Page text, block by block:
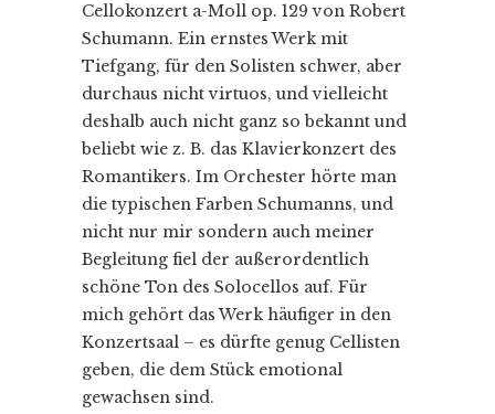
Cellokonzert a-Moll op. 129 von Robert
Schumann. Ein ernstes Werk mit
Tiefgang, für den Solisten schwer, aber
durchaus nicht virtuos, und vielleicht
deshalb auch nicht ganz so bekannt und
beliebt wie z. B. das Klavierkonzert des
Romantikers. Im Orchester hörte man
die typischen Farben Schumanns, und
nicht nur mir sondern auch meiner
Begleitung fiel der außerordentlich
schöne Ton des Solocellos auf. Für
mich gehört das Werk häufiger in den
Konzertsaal – es dürfte genug Cellisten
geben, die dem Stück emotional
gewachsen sind.